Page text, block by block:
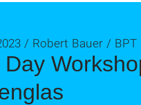
Day
/ Robert Bauer / BPT